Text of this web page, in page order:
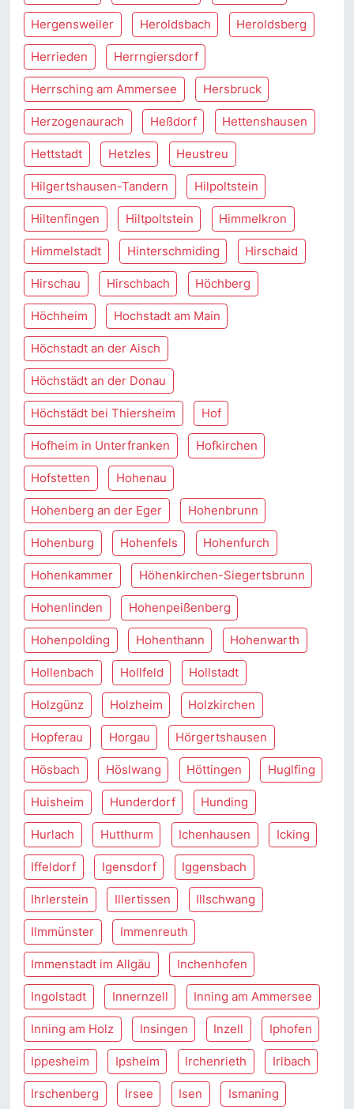
Hergensweiler Heroldsbach Heroldsberg
Herrieden Herrngiersdorf
Herrsching am Ammersee Hersbruck
Herzogenaurach Heßdorf Hettenshausen
Hettstadt Hetzles Heustreu
Hilgertshausen-Tandern Hilpoltstein
Hiltenfingen Hiltpoltstein Himmelkron
Himmelstadt Hinterschmiding Hirschaid
Hirschau Hirschbach Höchberg
Höchheim Hochstadt am Main
Höchstadt an der Aisch
Höchstädt an der Donau
Höchstädt bei Thiersheim Hof
Hofheim in Unterfranken Hofkirchen
Hofstetten Hohenau
Hohenberg an der Eger Hohenbrunn
Hohenburg Hohenfels Hohenfurch
Hohenkammer Höhenkirchen-Siegertsbrunn
Hohenlinden Hohenpeißenberg
Hohenpolding Hohenthann Hohenwarth
Hollenbach Hollfeld Hollstadt
Holzgünz Holzheim Holzkirchen
Hopferau Horgau Hörgertshausen
Hösbach Höslwang Höttingen Huglfing
Huisheim Hunderdorf Hunding
Hurlach Hutthurm Ichenhausen Icking
Iffeldorf Igensdorf Iggensbach
Ihrlerstein Illertissen Illschwang
Ilmmünster Immenreuth
Immenstadt im Allgäu Inchenhofen
Ingolstadt Innernzell Inning am Ammersee
Inning am Holz Insingen Inzell Iphofen
Ippesheim Ipsheim Irchenrieth Irlbach
Irschenberg Irsee Isen Ismaning